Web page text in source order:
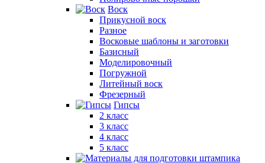
Воск
Прикусной воск
Разное
Восковые шаблоны и заготовки
Базисный
Моделировочный
Погружной
Литейный воск
Фрезерный
Гипсы
2 класс
3 класс
4 класс
5 класс